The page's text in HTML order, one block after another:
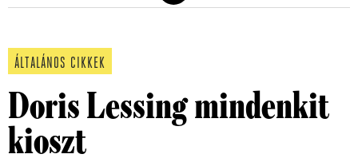
ÁLTALÁNOS CIKKEK
Doris Lessing mindenkit
kioszt